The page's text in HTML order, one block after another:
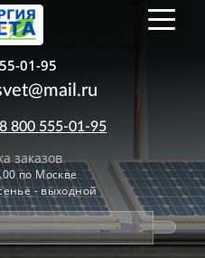
01-95
8 800 555-01-95
заказов
по Москве
- выходной